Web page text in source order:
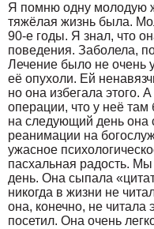
Я помню одну молодую
тяжёлая жизнь была.
90-е годы. Я знал, что
поведения. Заболела,
Лечение было не очень
её опухоли. Ей
но она избегала этого.
операции, что у неё
на следующий день она
реанимации на
ужасное
пасхальная радость.
день. Она сыпала
никогда в жизни не
она, конечно, не читала
посетил. Она очень